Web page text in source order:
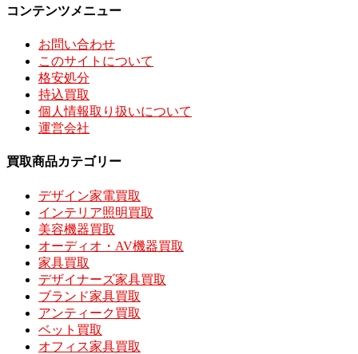
コンテンツメニュー
お問い合わせ
このサイトについて
格安処分
持込買取
個人情報取り扱いについて
運営会社
買取商品カテゴリー
デザイン家電買取
インテリア照明買取
美容機器買取
オーディオ・AV機器買取
家具買取
デザイナーズ家具買取
ブランド家具買取
アンティーク買取
ベット買取
オフィス家具買取